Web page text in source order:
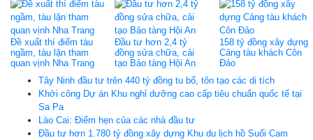
Đề xuất thí điểm tàu
ngầm, tàu lặn tham
quan vịnh Nha Trang
Đầu tư hơn 2,4 tỷ
đồng sửa chữa, cải
tạo Bảo tàng Hội An
158 tỷ đồng xây dựng
Cảng tàu khách Côn
Đảo
Tây Ninh đầu tư trên 440 tỷ đồng tu bổ, tôn tạo các di tích
Khởi công Dự án Khu nghỉ dưỡng cao cấp tiêu chuẩn quốc tế tại
Sa Pa
Lào Cai: Điểm hẹn của các nhà đầu tư
Đầu tư hơn 1.780 tỷ đồng xây dựng Khu du lịch hồ Suối Cam